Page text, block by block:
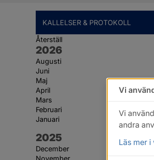
KALLELSER & PROTOKOLL
Återställ
År:
2026
Augusti
Juni
Maj
April
Mars
Februari
Januari
År:
2025
December
November
Vi
Vi
andra
Läs mer